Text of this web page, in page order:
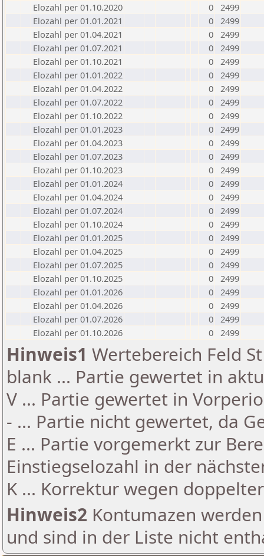
Elozahl per 01.10.2020
0 2499
Elozahl per 01.01.2021
0 2499
Elozahl per 01.04.2021
0 2499
Elozahl per 01.07.2021
0 2499
Elozahl per 01.10.2021
0 2499
Elozahl per 01.01.2022
0 2499
Elozahl per 01.04.2022
0 2499
Elozahl per 01.07.2022
0 2499
Elozahl per 01.10.2022
0 2499
Elozahl per 01.01.2023
0 2499
Elozahl per 01.04.2023
0 2499
Elozahl per 01.07.2023
0 2499
Elozahl per 01.10.2023
0 2499
Elozahl per 01.01.2024
0 2499
Elozahl per 01.04.2024
0 2499
Elozahl per 01.07.2024
0 2499
Elozahl per 01.10.2024
0 2499
Elozahl per 01.01.2025
0 2499
Elozahl per 01.04.2025
0 2499
Elozahl per 01.07.2025
0 2499
Elozahl per 01.10.2025
0 2499
Elozahl per 01.01.2026
0 2499
Elozahl per 01.04.2026
0 2499
Elozahl per 01.07.2026
0 2499
Elozahl per 01.10.2026
0 2499
Hinweis1 Wertebereich Feld
blank ... Partie gewertet in
V ... Partie gewertet in
- ... Partie nicht gewertet, da
E ... Partie vorgemerkt zur
Einstiegselozahl in der
K ... Korrektur wegen
Hinweis2 Kontumazen
und sind in der Liste nicht